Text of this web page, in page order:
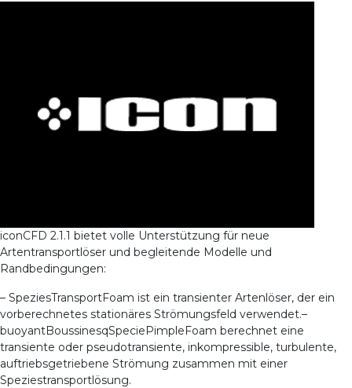
iconCFD 2.1.1 bietet volle Unterstützung für neue
Artentransportlöser und begleitende Modelle und
Randbedingungen:
– SpeziesTransportFoam ist ein transienter Artenlöser, der ein
vorberechnetes stationäres Strömungsfeld verwendet.–
buoyantBoussinesqSpeciePimpleFoam berechnet eine
transiente oder pseudotransiente, inkompressible, turbulente,
auftriebsgetriebene Strömung zusammen mit einer
Speziestransportlösung.